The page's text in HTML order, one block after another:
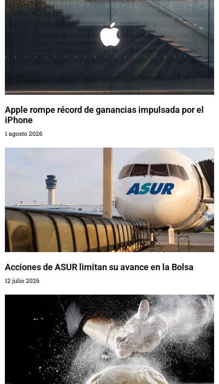
Apple rompe récord de ganancias impulsada por el
iPhone
1 agosto 2026
Acciones de ASUR limitan su avance en la Bolsa
12 julio 2026